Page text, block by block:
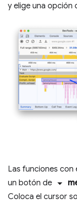
y elige una opción
Las funciones con
un botón de arrow_drop_down
Coloca el cursor